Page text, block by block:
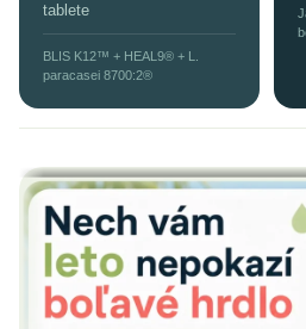
tablete
BLIS K12™ + HEAL9® + L.
paracasei 8700:2®